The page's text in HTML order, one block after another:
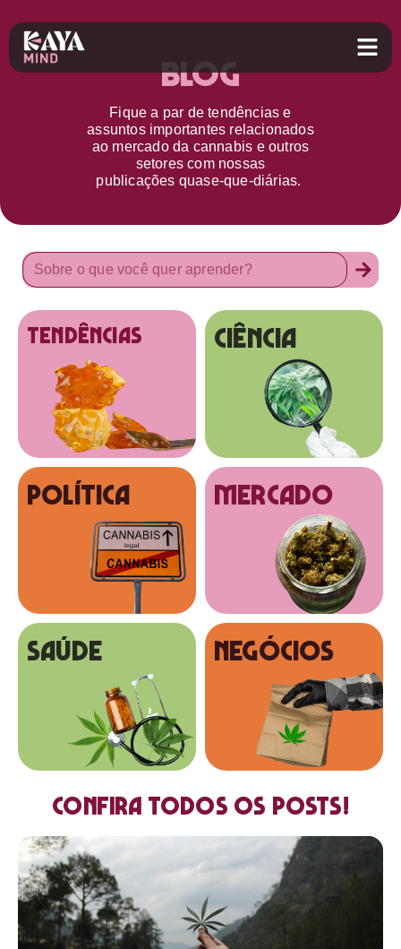
Blog
Fique a par detendências e
assuntos importantes relacionados
ao mercado da cannabis e outros
setorescom nossas
publicações quase-que-diárias.
tendências Ciência
Política MERCADO
SAÚDE NEGÓCIOS
Confira todos os posts!